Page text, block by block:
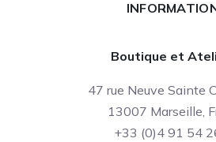
Boutique et
47 rue Neuve Sainte
13007 Marseille,
+33 (0)4 91 54